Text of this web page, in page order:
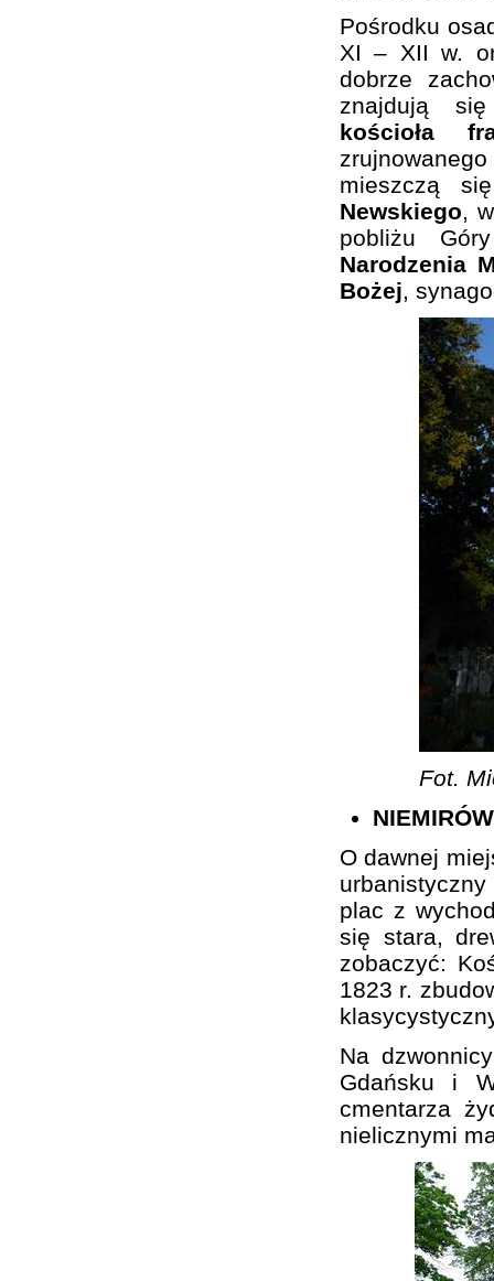
Pośrodku
XI – XII w.
dobrze
znajdują
kościoła
mieszczą
Newskiego,
pobliżu
Narodzenia
Bożej,
Fot.
NIEMIRÓW
O dawnej
plac z
się stara,
zobaczyć:
1823 r.
Na
Gdańsku i
cmentarza
nielicznymi